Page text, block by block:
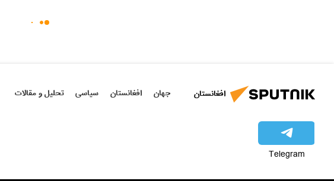
افغانستان جهان افغانستان سیاسی تحلیل و مقالات
Telegram